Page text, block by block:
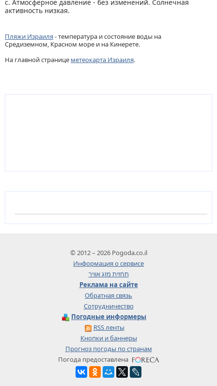
с. Атмосферное давление - без изменений. Солнечная
активность низкая.
Пляжи Израиля- температура и состояние воды на
Средиземном, Красном море и на Кинерете.
На главной странице метеокарта Израиля.
© 2012 – 2026 Pogoda.co.il
Информация о сервисе
תחזית מזג אוויר
Реклама на сайте
Обратная связь
Сотрудничество
Погодные информеры
RSS ленты
Кнопки и баннеры
Прогноз погоды по странам
Погода предоставлена